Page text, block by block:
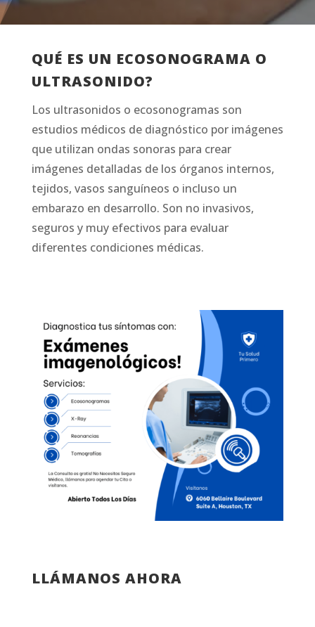
QUÉ ES UN ECOSONOGRAMA O
ULTRASONIDO?
Los ultrasonidos o ecosonogramas son
estudios médicos de diagnóstico por imágenes
que utilizan ondas sonoras para crear
imágenes detalladas de los órganos internos,
tejidos, vasos sanguíneos o incluso un
embarazo en desarrollo. Son no invasivos,
seguros y muy efectivos para evaluar
diferentes condiciones médicas.
LLÁMANOS AHORA